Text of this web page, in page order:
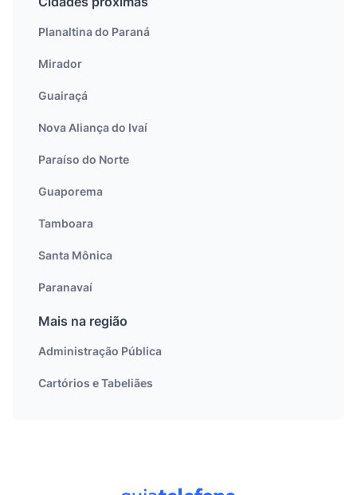
Planaltina do Paraná
Mirador
Guairaçá
Nova Aliança do Ivaí
Paraíso do Norte
Guaporema
Tamboara
Santa Mônica
Paranavaí
Mais na região
Administração Pública
Cartórios e Tabeliães